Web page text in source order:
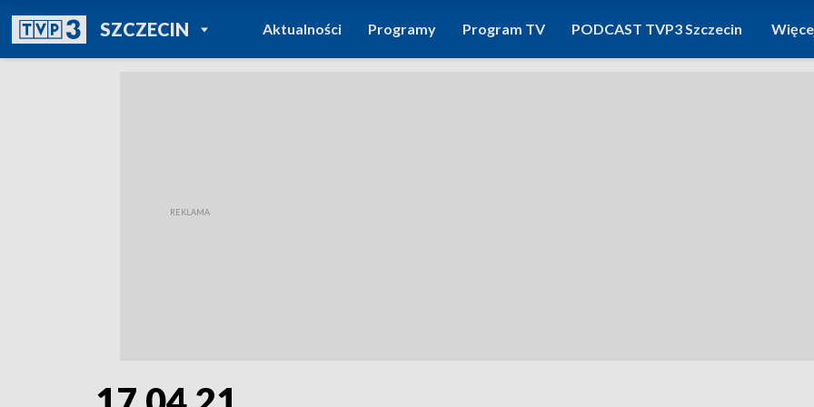
SZCZECINPOWRÓT DO
TVP REGIONY
Aktualności Programy Program TV PODCAST TVP3 Szczecin